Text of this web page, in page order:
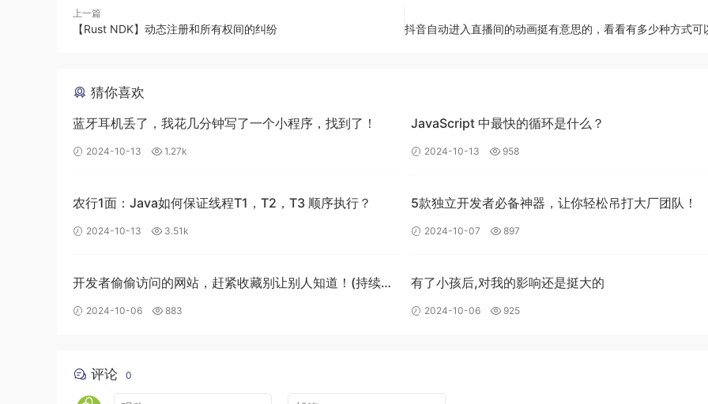
进，我们相信这些工具将能够更好地满足开发者的需求，提升整体开发体验。
如果觉得本文对你有帮助，希望能够给我点赞支持一下哦 💪 也可以关注wx公众号：
上一篇
【Rust NDK】动态注册和所有权间的纠纷 抖音自动进入直播间的动画挺有意思的，看看有多少种方式可
猜你喜欢
蓝牙耳机丢了，我花几分钟写了一个小程序，找到了！​
2024-10-13 1.27k
JavaScript 中最快的循环是什么？
2024-10-13 958
农行1面：Java如何保证线程T1，T2，T3 顺序执行？
2024-10-13 3.51k
5款独立开发者必备神器，让你轻松吊打大厂团队！
2024-10-07 897
开发者偷偷访问的网站，赶紧收藏别让别人知道！(持续更
新)2024-10-06 883
有了小孩后,对我的影响还是挺大的
2024-10-06 925
评论 0